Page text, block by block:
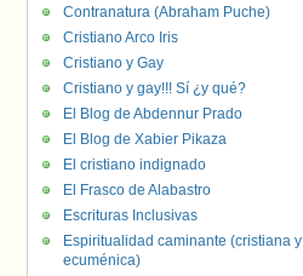
Contranatura (Abraham Puche)
Cristiano Arco Iris
Cristiano y Gay
Cristiano y gay!!! Sí ¿y qué?
El Blog de Abdennur Prado
El Blog de Xabier Pikaza
El cristiano indignado
El Frasco de Alabastro
Escrituras Inclusivas
Espiritualidad caminante (cristiana y
ecuménica)